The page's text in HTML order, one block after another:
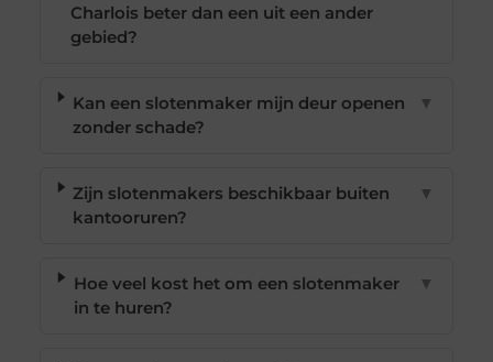
Charlois beter dan een uit een ander
gebied?
Kan een slotenmaker mijn deur openen
zonder schade?
▼
Zijn slotenmakers beschikbaar buiten
kantooruren?
▼
Hoe veel kost het om een slotenmaker
in te huren?
▼